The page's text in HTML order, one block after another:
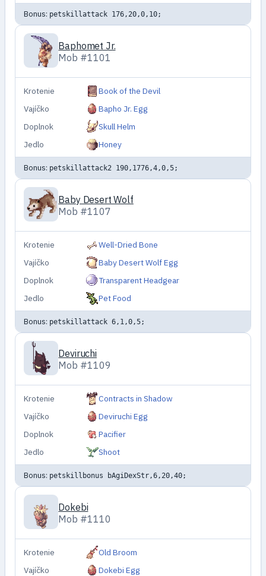
Bonus: petskillattack 176,20,0,10;
Baphomet Jr.
Mob #1101
Krotenie
Book of the Devil
Vajíčko
Bapho Jr. Egg
Doplnok
Skull Helm
Jedlo
Honey
Bonus: petskillattack2 190,1776,4,0,5;
Baby Desert Wolf
Mob #1107
Krotenie
Well-Dried Bone
Vajíčko
Baby Desert Wolf Egg
Doplnok
Transparent Headgear
Jedlo
Pet Food
Bonus: petskillattack 6,1,0,5;
Deviruchi
Mob #1109
Krotenie
Contracts in Shadow
Vajíčko
Deviruchi Egg
Doplnok
Pacifier
Jedlo
Shoot
Bonus: petskillbonus bAgiDexStr,6,20,40;
Dokebi
Mob #1110
Krotenie
Old Broom
Vajíčko
Dokebi Egg